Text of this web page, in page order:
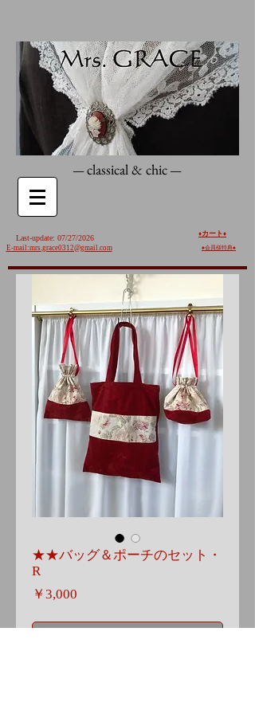
—classical & chic—
Last-update: 07/27/2026
E-mail:mrs.grace0312@gmail.com
♦️カート ♦️
♠︎会員様特典♠︎
★★バッグ＆ポーチのセット・
R
￥3,000